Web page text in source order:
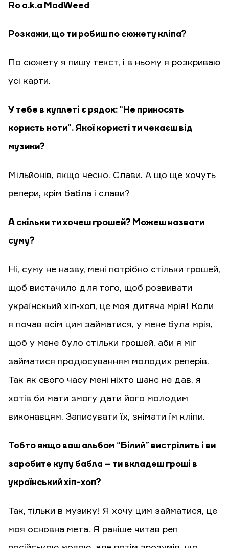
Ro a.k.a MadWeed
Розкажи, що ти робиш по сюжету кліпа?
По сюжету я пишу текст, і в ньому я розкриваю
усі карти.
У тебе в куплеті є рядок: “Не приносять
користь ноти”. Якої користі ти чекаєш від
музики?
Мільйонів, якщо чесно. Слави. А що ще хочуть
репери, крім бабла і слави?
А скільки ти хочеш грошей? Можеш назвати
суму?
Ні, суму не назву, мені потрібно стільки грошей,
щоб вистачило для того, щоб розвивати
українскьий хіп-хоп, це моя дитяча мрія! Коли
я почав всім цим займатися, у мене була мрія,
щоб у мене було стільки грошей, аби я міг
займатися продюсуванням молодих реперів.
Так як свого часу мені ніхто шанс не дав, я
хотів би мати змогу дати його молодим
виконавцям. Записувати їх, знімати їм кліпи.
Тобто якщо ваш альбом “Білий” вистрілить і ви
заробите купу бабла – ти вкладеш гроші в
український хіп-хоп?
Так, тільки в музику! Я хочу цим займатися, це
моя основна мета. Я раніше читав реп